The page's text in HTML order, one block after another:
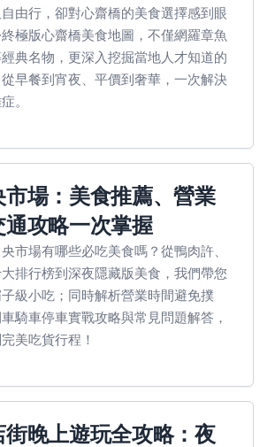
由行，卻對心齋橋的美食選擇感到眼
極版心齋橋美食地圖，不僅網羅章魚
典名物，更深入挖掘當地人才知道的
早餐到宵夜、平價到奢華，一次解決
。
市場：美食推薦、營業
通攻略一次掌握
市場有哪些必吃美食嗎？從鴨肉許、
排行榜到深夜隱藏版美食，我們帶您
級小吃；同時解析營業時間避免撲
騎車停車實戰攻略與常見問題解答，
美吃貨行程！
街晚上遊玩全攻略：夜